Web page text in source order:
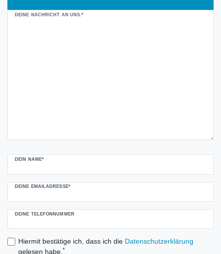
DEINE NACHRICHT AN UNS.*
DEIN NAME*
DEINE EMAILADRESSE*
DEINE TELEFONNUMMER
Hiermit bestätige ich, dass ich die Daten­schutz­erklärung
gelesen habe.*
Ceres::Template.mailFormHoneypotLabel